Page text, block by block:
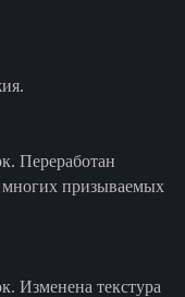
Переработан
многих призываемых
Изменена текстура